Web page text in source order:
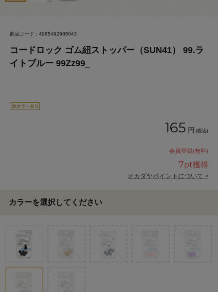
商品コード：4965492985043
コードロック ゴム紐ストッパー（SUN41） 99.ラ
イトブルー 99Zz99_
165 円 (税込)
会員登録(無料)
7pt獲得
オカダヤポイントについて >
カラーを選択してください